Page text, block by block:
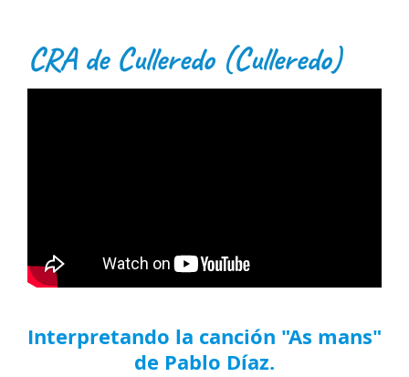
CRA de Culleredo (Culleredo)
Interpretando la canción "As mans"
de Pablo Díaz.